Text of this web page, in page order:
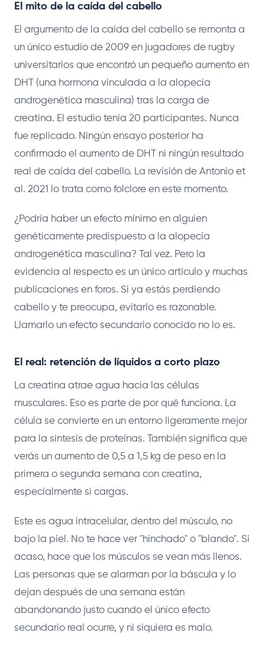
El mito de la caída del cabello
El argumento de la caída del cabello se remonta a
un único estudio de 2009 en jugadores de rugby
universitarios que encontró un pequeño aumento en
DHT (una hormona vinculada a la alopecia
androgenética masculina) tras la carga de
creatina. El estudio tenía 20 participantes. Nunca
fue replicado. Ningún ensayo posterior ha
confirmado el aumento de DHT ni ningún resultado
real de caída del cabello. La revisión de Antonio et
al. 2021 lo trata como folclore en este momento.
¿Podría haber un efecto mínimo en alguien
genéticamente predispuesto a la alopecia
androgenética masculina? Tal vez. Pero la
evidencia al respecto es un único artículo y muchas
publicaciones en foros. Si ya estás perdiendo
cabello y te preocupa, evitarlo es razonable.
Llamarlo un efecto secundario conocido no lo es.
El real: retención de líquidos a corto plazo
La creatina atrae agua hacia las células
musculares. Eso es parte de por qué funciona. La
célula se convierte en un entorno ligeramente mejor
para la síntesis de proteínas. También significa que
verás un aumento de 0,5 a 1,5 kg de peso en la
primera o segunda semana con creatina,
especialmente si cargas.
Este es agua intracelular, dentro del músculo, no
bajo la piel. No te hace ver "hinchado" o "blando". Si
acaso, hace que los músculos se vean más llenos.
Las personas que se alarman por la báscula y lo
dejan después de una semana están
abandonando justo cuando el único efecto
secundario real ocurre, y ni siquiera es malo.